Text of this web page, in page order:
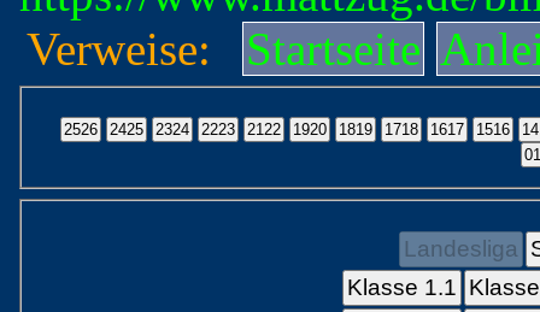
Verweise:
Startseite
Landesliga
Klasse 1.1